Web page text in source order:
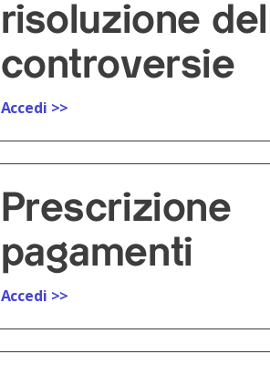
risoluzione
controversie
Accedi >>
Prescrizione
pagamenti
Accedi >>